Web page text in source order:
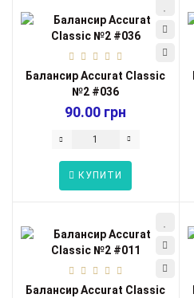
Балансир Accurat Classic
№2 #036
90.00 грн
КУПИТИ
Балансир Accurat Classic